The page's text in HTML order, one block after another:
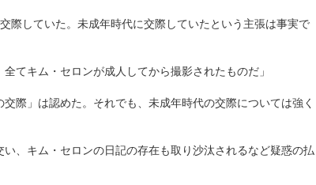
際していた。未成年時代に交際していたという主張は事実で
てキム・セロンが成人してから撮影されたものだ」
際」は認めた。それでも、未成年時代の交際については強く
、キム・セロンの日記の存在も取り沙汰されるなど疑惑の払